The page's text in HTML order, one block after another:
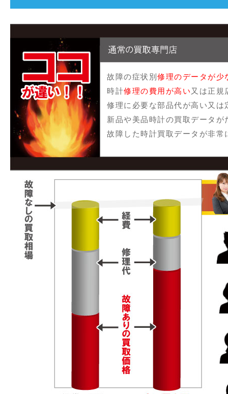
故障の症状別 修理のデータが少
時計修理の費用が高い 又は正規
修理に必要な部品代が高い又は
新品や美品時計の買取データが
故障した時計買取データが非常